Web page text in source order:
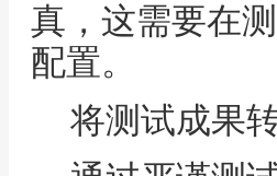
真，这需要在
配置。
将测试成果